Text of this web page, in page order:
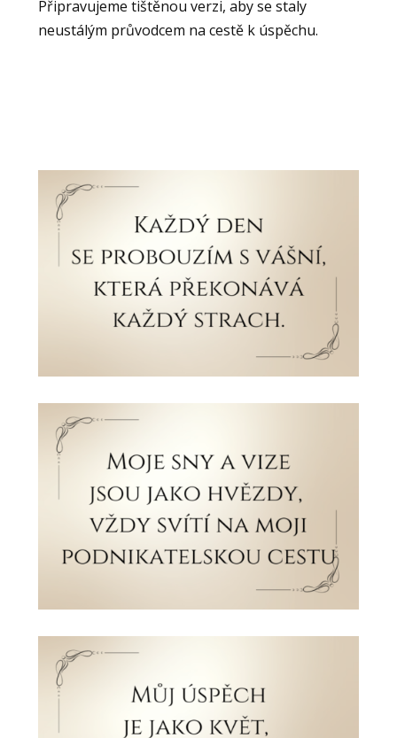
Připravujeme tištěnou verzi, aby se staly
neustálým průvodcem na cestě k úspěchu.